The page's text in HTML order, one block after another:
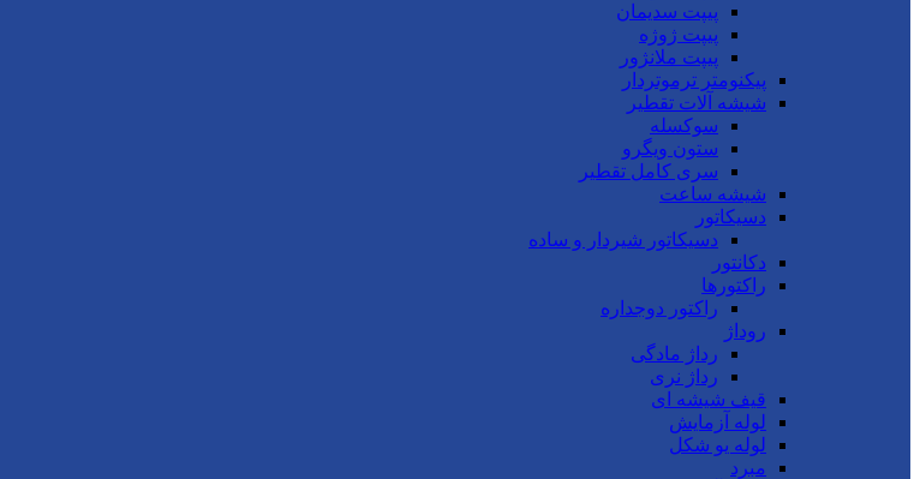
پیپت سدیمان
پیپت ژوژه
پیپت ملانژور
پیکنومتر ترموتردار
شیشه آلات تقطیر
سوکسله
ستون ویگرو
سری کامل تقطیر
شیشه ساعت
دسیکاتور
دسیکاتور شیردار و ساده
دکانتور
راکتورها
راکتور دوجداره
روداژ
رداژ مادگی
رداژ نری
قیف شیشه ای
لوله آزمایش
لوله یو شکل
مبرد